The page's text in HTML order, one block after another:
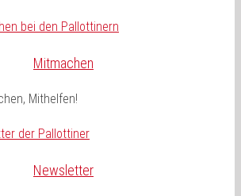
Mitmachen
Mithelfen!
Newsletter